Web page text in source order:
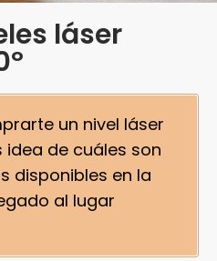
láser
un nivel láser
de cuáles son
disponibles en la
al lugar